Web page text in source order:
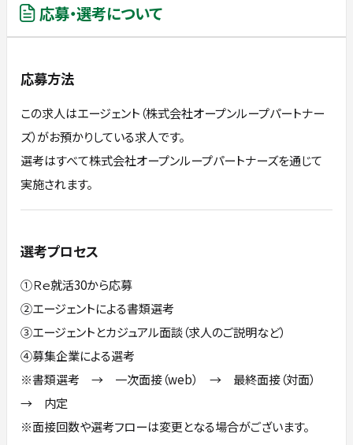
応募・選考について
応募方法
この求人はエージェント（株式会社オープンループパートナー
ズ）がお預かりしている求人です。
選考はすべて株式会社オープンループパートナーズを通じて
実施されます。
選考プロセス
①Ｒｅ就活30から応募
②エージェントによる書類選考
③エージェントとカジュアル面談（求人のご説明など）
④募集企業による選考
※書類選考 → 一次面接（web） → 最終面接（対面）
→ 内定
※面接回数や選考フローは変更となる場合がございます。